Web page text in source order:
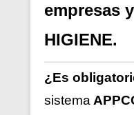
empresas
HIGIENE.
¿Es
sistema